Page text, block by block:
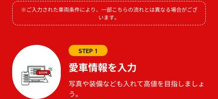
※ご入力された車両条件により、一部こちらの流れとは異なる場合がござ
います。
STEP 1
愛車情報を入力
写真や装備なども入れて高値を目指しましょ
う。